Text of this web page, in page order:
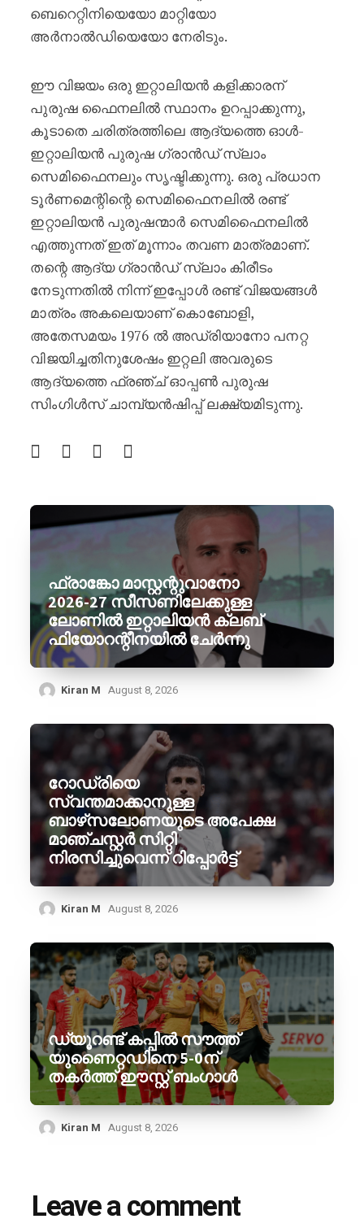
ബെറെറ്റിനിയെയോ മാറ്റിയോ
അർനാൽഡിയെയോ നേരിടും.
ഈ വിജയം ഒരു ഇറ്റാലിയൻ കളിക്കാരന്
പുരുഷ ഫൈനലിൽ സ്ഥാനം ഉറപ്പാക്കുന്നു,
കൂടാതെ ചരിത്രത്തിലെ ആദ്യത്തെ ഓൾ-
ഇറ്റാലിയൻ പുരുഷ ഗ്രാൻഡ് സ്ലാം
സെമിഫൈനലും സൃഷ്ടിക്കുന്നു. ഒരു പ്രധാന
ടൂർണമെന്റിന്റെ സെമിഫൈനലിൽ രണ്ട്
ഇറ്റാലിയൻ പുരുഷന്മാർ സെമിഫൈനലിൽ
എത്തുന്നത് ഇത് മൂന്നാം തവണ മാത്രമാണ്.
തന്റെ ആദ്യ ഗ്രാൻഡ് സ്ലാം കിരീടം
നേടുന്നതിൽ നിന്ന് ഇപ്പോൾ രണ്ട് വിജയങ്ങൾ
മാത്രം അകലെയാണ് കൊബോളി,
അതേസമയം 1976 ൽ അഡ്രിയാനോ പനറ്റ
വിജയിച്ചതിനുശേഷം ഇറ്റലി അവരുടെ
ആദ്യത്തെ ഫ്രഞ്ച് ഓപ്പൺ പുരുഷ
സിംഗിൾസ് ചാമ്പ്യൻഷിപ്പ് ലക്ഷ്യമിടുന്നു.
ഫ്രാങ്കോ മാസ്റ്റന്റുവാനോ
2026-27 സീസണിലേക്കുള്ള
ലോണിൽ ഇറ്റാലിയൻ ക്ലബ്
ഫിയോറന്റീനയിൽ ചേർന്നു
Kiran M August 8, 2026
റോഡ്രിയെ
സ്വന്തമാക്കാനുള്ള
ബാഴ്‌സലോണയുടെ അപേക്ഷ
മാഞ്ചസ്റ്റർ സിറ്റി
നിരസിച്ചുവെന്ന് റിപ്പോർട്ട്
Kiran M August 8, 2026
ഡ്യൂറണ്ട് കപ്പിൽ സൗത്ത്
യുണൈറ്റഡിനെ 5-0ന്
തകർത്ത് ഈസ്റ്റ് ബംഗാൾ
Kiran M August 8, 2026
Leave a comment